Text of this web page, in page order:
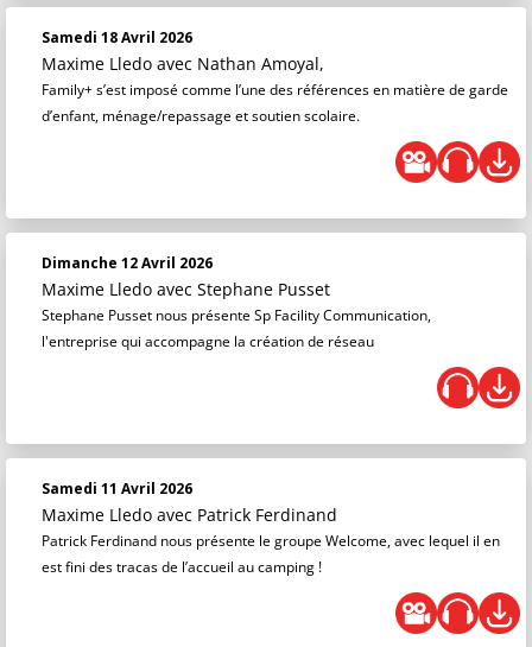
Samedi 18 Avril 2026
Maxime Lledo avec Nathan Amoyal,
Family+ s’est imposé comme l’une des références en matière de garde
d’enfant, ménage/repassage et soutien scolaire.
Dimanche 12 Avril 2026
Maxime Lledo avec Stephane Pusset
Stephane Pusset nous présente Sp Facility Communication,
l'entreprise qui accompagne la création de réseau
Samedi 11 Avril 2026
Maxime Lledo avec Patrick Ferdinand
Patrick Ferdinand nous présente le groupe Welcome, avec lequel il en
est fini des tracas de l’accueil au camping !